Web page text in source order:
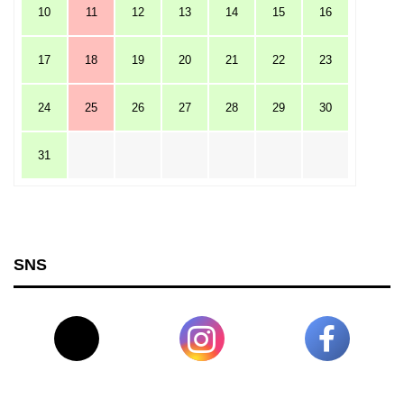
10 11 12 13 14 15 16
17 18 19 20 21 22 23
24 25 26 27 28 29 30
31
SNS